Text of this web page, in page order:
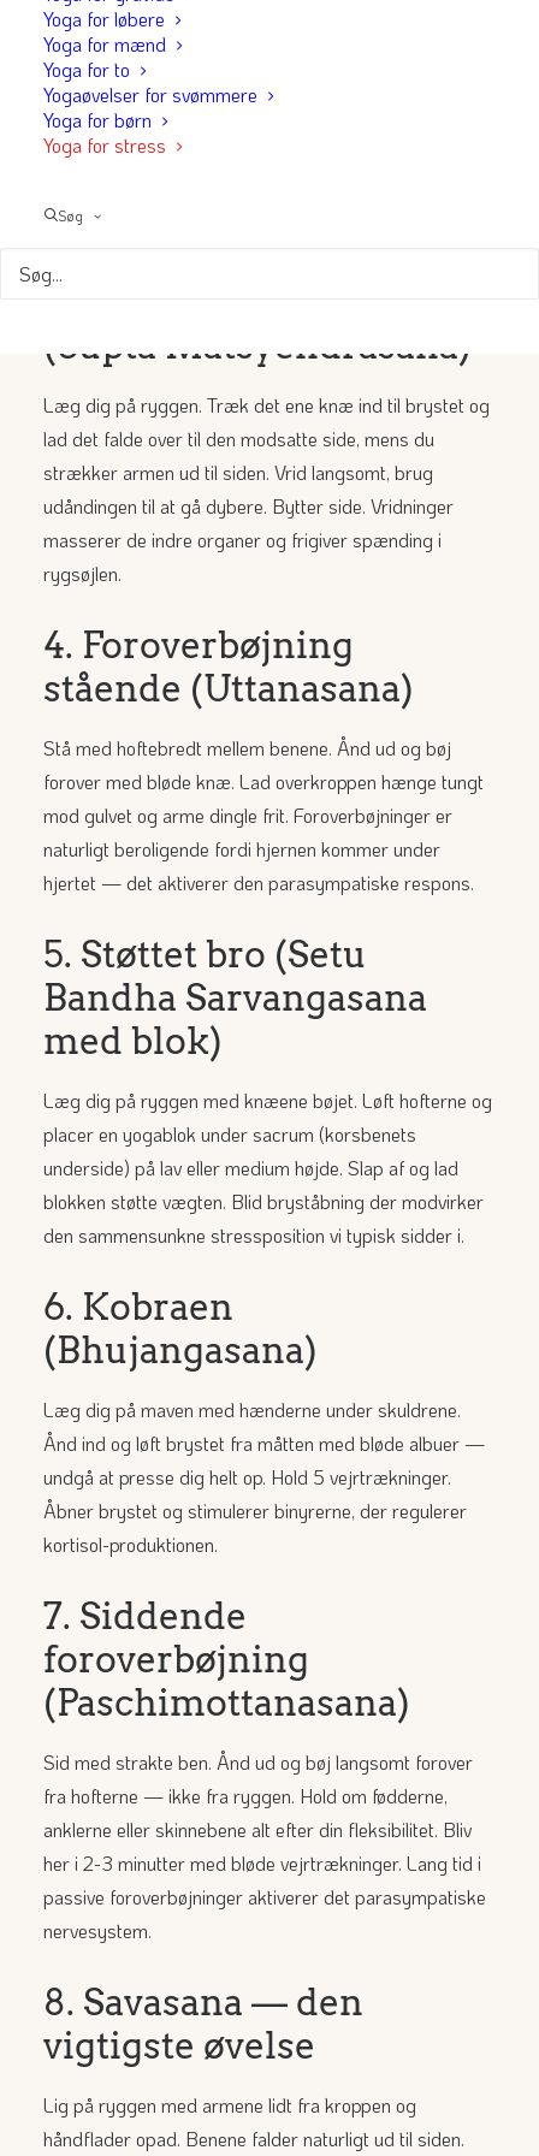
Yoga for løbere
Yoga for mænd
Yoga for to
Yogaøvelser for svømmere
Yoga for børn
Yoga for stress
Søg
(Viparita Karani)
Læg dig på ryggen med bagdelen tæt mod væggen.
Løft benene op ad væggen så de er lodrette. Bliv her i
5-15 minutter. Denne vendte stilling sender blod væk fra
hjertefrekvensen og fremmer dyb afslapning.
(Supta Matsyendrasana)
Læg dig på ryggen. Træk det ene knæ ind til brystet og
lad det falde over til den modsatte side, mens du
strækker armen ud til siden. Vrid langsomt, brug
udåndingen til at gå dybere. Bytter side. Vridninger
masserer de indre organer og frigiver spænding i
rygsøjlen.
4. Foroverbøjning
stående (Uttanasana)
Stå med hoftebredt mellem benene. Ånd ud og bøj
forover med bløde knæ. Lad overkroppen hænge tungt
mod gulvet og arme dingle frit. Foroverbøjninger er
naturligt beroligende fordi hjernen kommer under
hjertet — det aktiverer den parasympatiske respons.
5. Støttet bro (Setu
Bandha Sarvangasana
med blok)
Læg dig på ryggen med knæene bøjet. Løft hofterne og
placer en yogablok under sacrum (korsbenets
underside) på lav eller medium højde. Slap af og lad
blokken støtte vægten. Blid bryståbning der modvirker
den sammensunkne stressposition vi typisk sidder i.
6. Kobraen
(Bhujangasana)
Læg dig på maven med hænderne under skuldrene.
Ånd ind og løft brystet fra måtten med bløde albuer —
undgå at presse dig helt op. Hold 5 vejrtrækninger.
Åbner brystet og stimulerer binyrerne, der regulerer
kortisol-produktionen.
7. Siddende
foroverbøjning
(Paschimottanasana)
Sid med strakte ben. Ånd ud og bøj langsomt forover
fra hofterne — ikke fra ryggen. Hold om fødderne,
anklerne eller skinnebene alt efter din fleksibilitet. Bliv
her i 2-3 minutter med bløde vejrtrækninger. Lang tid i
passive foroverbøjninger aktiverer det parasympatiske
nervesystem.
8. Savasana — den
vigtigste øvelse
Lig på ryggen med armene lidt fra kroppen og
håndflader opad. Benene falder naturligt ud til siden.